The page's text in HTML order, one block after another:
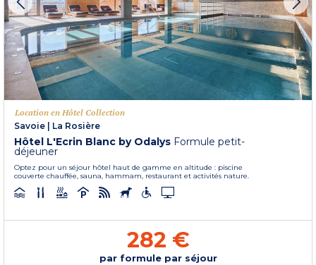
Location en Hôtel Collection
Savoie
La Rosière
Hôtel L'Ecrin Blanc by Odalys Formule petit-
déjeuner
Optez pour un séjour hôtel haut de gamme en altitude : piscine
couverte chauffée, sauna, hammam, restaurant et activités nature.
282 €
par formule par séjour